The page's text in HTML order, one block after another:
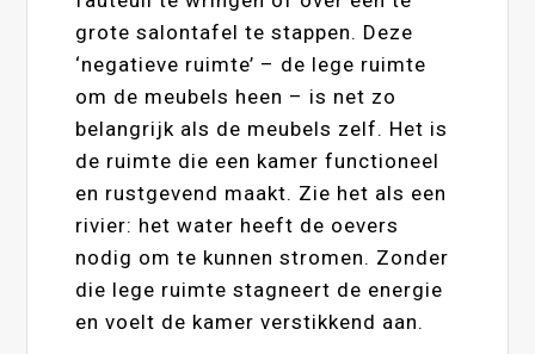
grote salontafel te stappen. Deze
‘negatieve ruimte’ – de lege ruimte
om de meubels heen – is net zo
belangrijk als de meubels zelf. Het is
de ruimte die een kamer functioneel
en rustgevend maakt. Zie het als een
rivier: het water heeft de oevers
nodig om te kunnen stromen. Zonder
die lege ruimte stagneert de energie
en voelt de kamer verstikkend aan.